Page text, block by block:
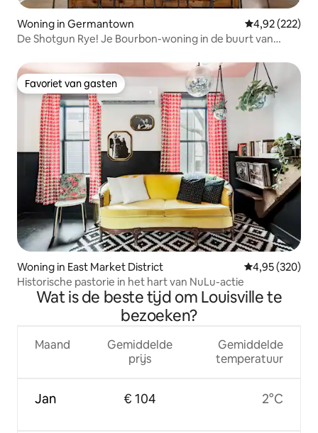
Woning in Germantown Gemiddelde
4,92 (222)
De Shotgun Rye! Je Bourbon-woning in de buurt van
Favoriet van gasten
Favoriet van gasten
Woning in East Market District Gemiddelde
4,95 (320)
Historische pastorie in het hart van NuLu-actie
Wat is de beste tijd om Louisville te
bezoeken?
Maand
Jan
Gemiddelde
prijs
€ 104
Gemiddelde
temperatuur
2°C